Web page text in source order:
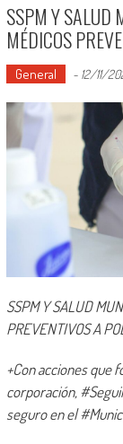
SSPM Y SALUD
MÉDICOS
General - 12/11/
SSPM Y SALUD
PREVENTIVOS A
+Con acciones que
corporación,
seguro en el